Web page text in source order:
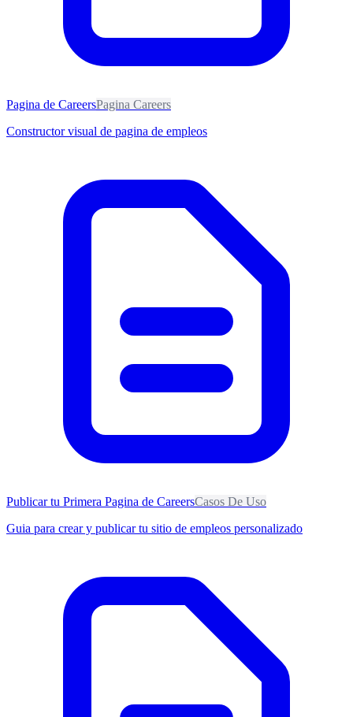
Pagina de CareersPagina Careers
Constructor visual de pagina de empleos
Publicar tu Primera Pagina de CareersCasos De Uso
Guia para crear y publicar tu sitio de empleos personalizado